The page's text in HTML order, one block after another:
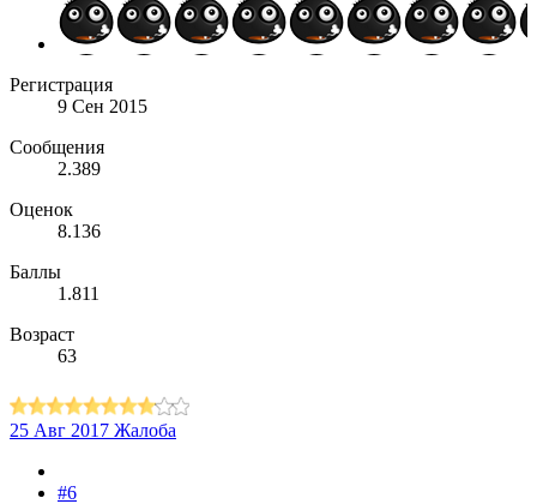
Регистрация
9 Сен 2015
Сообщения
2.389
Оценок
8.136
Баллы
1.811
Возраст
63
25 Авг 2017 Жалоба
#6